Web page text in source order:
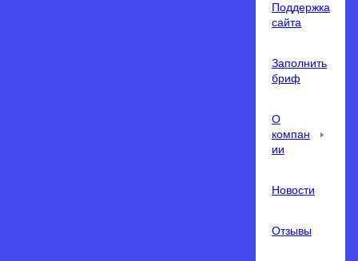
Поддержка
сайта
Заполнить
бриф
О
компан
ии
Новости
Отзывы